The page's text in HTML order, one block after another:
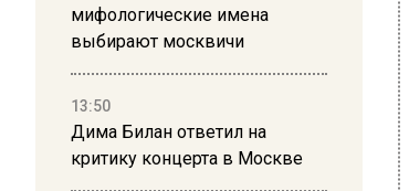
мифологические имена
выбирают москвичи
13:50
Дима Билан ответил на
критику концерта в Москве